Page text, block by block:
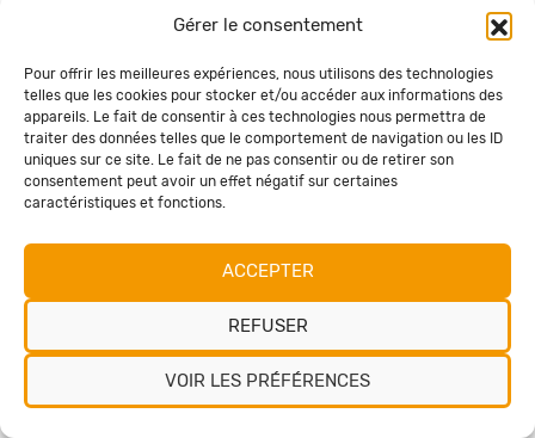
Gérer le consentement
Pour offrir les meilleures expériences, nous utilisons des technologies
telles que les cookies pour stocker et/ou accéder aux informations des
appareils. Le fait de consentir à ces technologies nous permettra de
traiter des données telles que le comportement de navigation ou les ID
uniques sur ce site. Le fait de ne pas consentir ou de retirer son
consentement peut avoir un effet négatif sur certaines
caractéristiques et fonctions.
ACCEPTER
REFUSER
VOIR LES PRÉFÉRENCES
Previous
Step